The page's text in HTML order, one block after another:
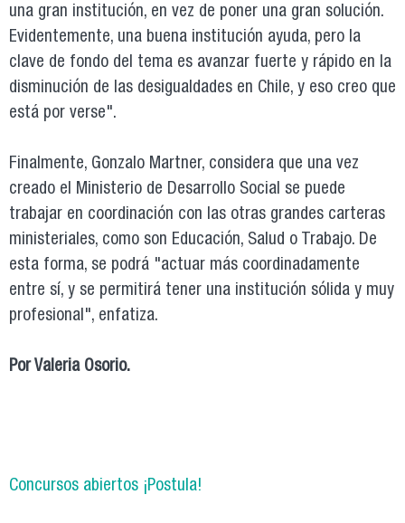
una gran institución, en vez de poner una gran solución.
Evidentemente, una buena institución ayuda, pero la
clave de fondo del tema es avanzar fuerte y rápido en la
disminución de las desigualdades en Chile, y eso creo que
está por verse".
Finalmente, Gonzalo Martner, considera que una vez
creado el Ministerio de Desarrollo Social se puede
trabajar en coordinación con las otras grandes carteras
ministeriales, como son Educación, Salud o Trabajo. De
esta forma, se podrá "actuar más coordinadamente
entre sí, y se permitirá tener una institución sólida y muy
profesional", enfatiza.
Por Valeria Osorio.
Concursos abiertos ¡Postula!